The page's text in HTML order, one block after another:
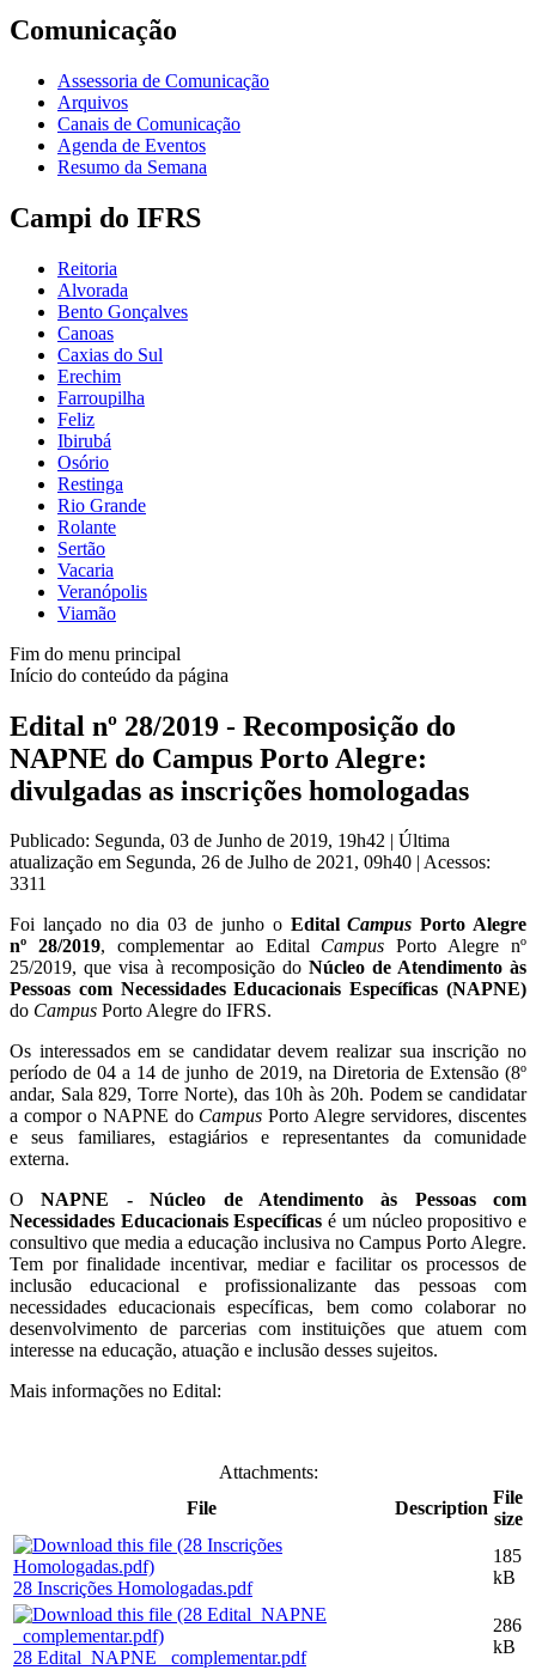
Comunicação
Assessoria de Comunicação
Arquivos
Canais de Comunicação
Agenda de Eventos
Resumo da Semana
Campi do IFRS
Reitoria
Alvorada
Bento Gonçalves
Canoas
Caxias do Sul
Erechim
Farroupilha
Feliz
Ibirubá
Osório
Restinga
Rio Grande
Rolante
Sertão
Vacaria
Veranópolis
Viamão
Fim do menu principal
Início do conteúdo da página
Edital nº 28/2019 - Recomposição do
NAPNE do Campus Porto Alegre:
divulgadas as inscrições homologadas
Publicado: Segunda, 03 de Junho de 2019, 19h42 | Última
atualização em Segunda, 26 de Julho de 2021, 09h40 | Acessos:
3311
Foi lançado no dia 03 de junho o EditalCampus Porto Alegre
nº 28/2019, complementar ao Edital Campus Porto Alegre nº
25/2019, que visa à recomposição do Núcleo de Atendimento às
Pessoas com Necessidades Educacionais Específicas (NAPNE)
do Campus Porto Alegre do IFRS.
Os interessados em se candidatar devem realizar sua inscrição no
período de 04 a 14 de junho de 2019, na Diretoria de Extensão (8º
andar, Sala 829, Torre Norte), das 10h às 20h. Podem se candidatar
a compor o NAPNE do Campus Porto Alegre servidores, discentes
e seus familiares, estagiários e representantes da comunidade
externa.
ONAPNE - Núcleo de Atendimento às Pessoas com
Necessidades Educacionais Específicas é um núcleo propositivo e
consultivo que media a educação inclusiva no Campus Porto Alegre.
Tem por finalidade incentivar, mediar e facilitar os processos de
inclusão educacional e profissionalizante das pessoas com
necessidades educacionais específicas, bem como colaborar no
desenvolvimento de parcerias com instituições que atuem com
interesse na educação, atuação e inclusão desses sujeitos.
Mais informações no Edital:
Attachments:
File
Description
File
size
28 Inscrições Homologadas.pdf
185
kB
28 Edital_NAPNE _complementar.pdf
286
kB